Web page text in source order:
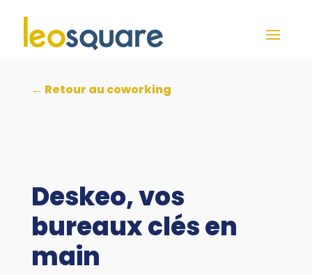
← Retour au coworking
Deskeo, vos
bureaux clés en
main